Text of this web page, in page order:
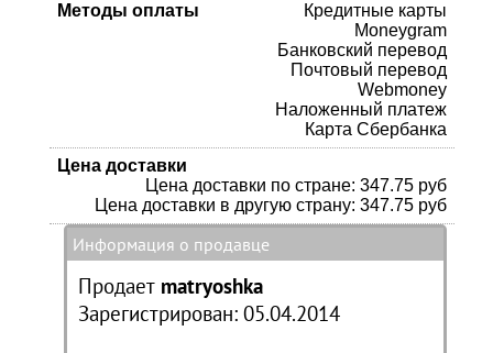
Методы оплаты
Кредитные карты
Moneygram
Банковский перевод
Почтовый перевод
Webmoney
Наложенный платеж
Карта Сбербанка
Цена доставки
Цена доставки по стране: 347.75 руб
Цена доставки в другую страну: 347.75 руб
Информация о продавце
Продает matryoshka
Зарегистрирован: 05.04.2014